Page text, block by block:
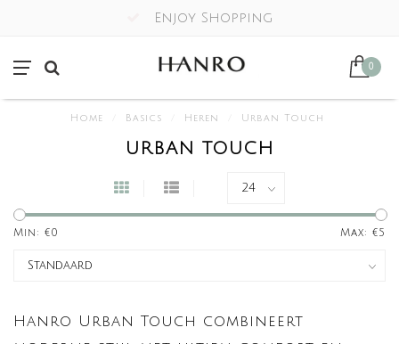
Enjoy Shopping
0
Home Basics Heren Urban Touch
URBAN TOUCH
Min: €0 Max: €5
Hanro Urban Touch combineert